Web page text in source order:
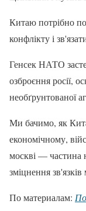
Китаю потрібно
конфлікту і
Генсек НАТО
озброєння росії,
необґрунтованої
Ми бачимо, як
економічному,
москві — частина
зміцнення
По материалам: